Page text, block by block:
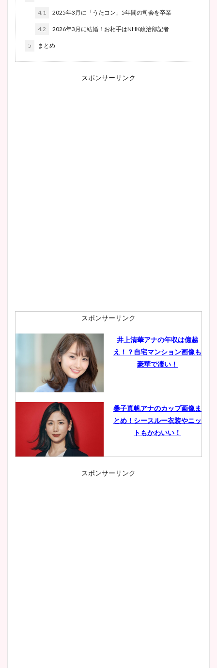
4.1 2025年3月に「うたコン」5年間の司会を卒業
4.2 2026年3月に結婚！お相手はNHK政治部記者
5 まとめ
スポンサーリンク
スポンサーリンク
井上清華アナの年収は億越
え！？自宅マンション画像も
豪華で凄い！
桑子真帆アナのカップ画像ま
とめ！シースルー衣装やニッ
トもかわいい！
小室瑛莉子のカップ画像まと
スポンサーリンク